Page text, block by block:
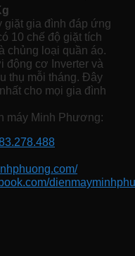
giặt gia đình đáp ứng
10 chế độ giặt tích
chủng loại quần áo.
động cơ Inverter và
thụ mỗi tháng. Đây
cho mọi gia đình
máy Minh Phương: